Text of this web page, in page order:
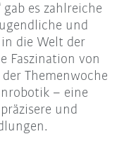
gab es zahlreiche
und
die Welt der
Faszination von
Themenwoche
– eine
und